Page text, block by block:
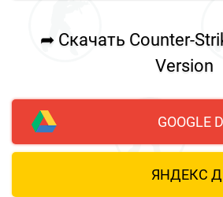
➦ Скачать Counter-
Version
GOOGLE
ЯНДЕКС